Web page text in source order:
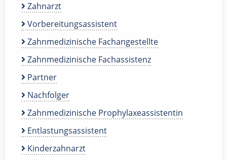
Zahnarzt
Vorbereitungsassistent
Zahnmedizinische Fachangestellte
Zahnmedizinische Fachassistenz
Partner
Nachfolger
Zahnmedizinische Prophylaxeassistentin
Entlastungsassistent
Kinderzahnarzt